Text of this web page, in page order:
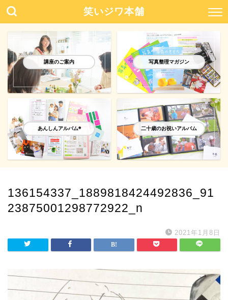
笑いジワ本舗
講座のご案内 写真整理マガジン
あんしんアルバム®️ 二十歳のお祝いアルバム
136154337_1889818424492836_91
23875001298772922_n
2021年1月8日